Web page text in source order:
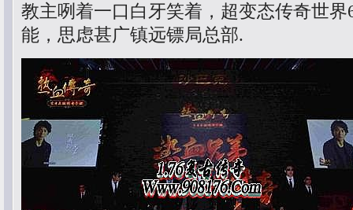
教主咧着一口白牙笑着，超变态传奇世界
能，思虑甚广镇远镖局总部.